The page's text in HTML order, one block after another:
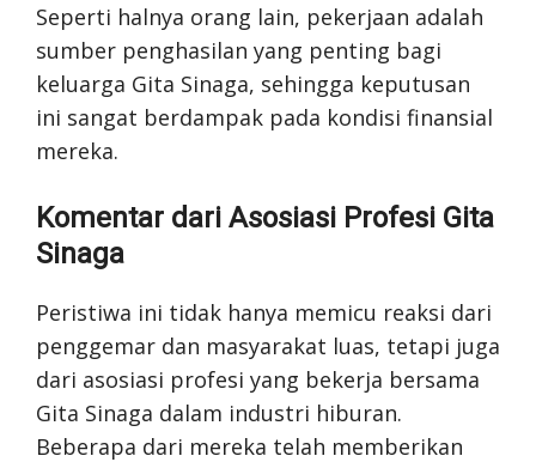
Seperti halnya orang lain, pekerjaan adalah
sumber penghasilan yang penting bagi
keluarga Gita Sinaga, sehingga keputusan
ini sangat berdampak pada kondisi finansial
mereka.
Komentar dari Asosiasi Profesi Gita
Sinaga
Peristiwa ini tidak hanya memicu reaksi dari
penggemar dan masyarakat luas, tetapi juga
dari asosiasi profesi yang bekerja bersama
Gita Sinaga dalam industri hiburan.
Beberapa dari mereka telah memberikan